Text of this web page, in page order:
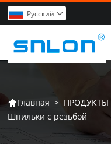
Pусский 
Главная > ПРОДУКТЫ
Шпильки с резьбой